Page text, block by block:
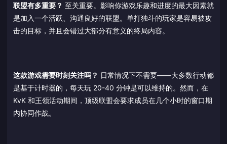
联盟有多重要？ 至关重要。影响你游戏乐趣和进度的最大因素就
是加入一个活跃、沟通良好的联盟。单打独斗的玩家是容易被攻
击的目标，并且会错过大部分有意义的终局内容。
这款游戏需要时刻关注吗？ 日常情况下不需要——大多数行动都
是基于计时器的，每天玩 20-40 分钟是可以维持的。然而，在
KvK 和王领活动期间，顶级联盟会要求成员在几个小时的窗口期
内协同作战。